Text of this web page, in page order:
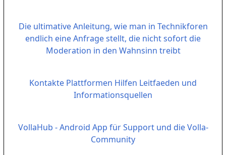
Die ultimative Anleitung, wie man in Technikforen
endlich eine Anfrage stellt, die nicht sofort die
Moderation in den Wahnsinn treibt
Kontakte Plattformen Hilfen Leitfaeden und
Informationsquellen
VollaHub - Android App für Support und die Volla-
Community